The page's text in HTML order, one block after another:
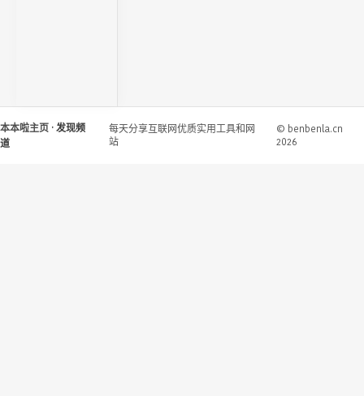
本本啦主页 · 发现频
道
每天分享互联网优质实用工具和网
站
© benbenla.cn
2026